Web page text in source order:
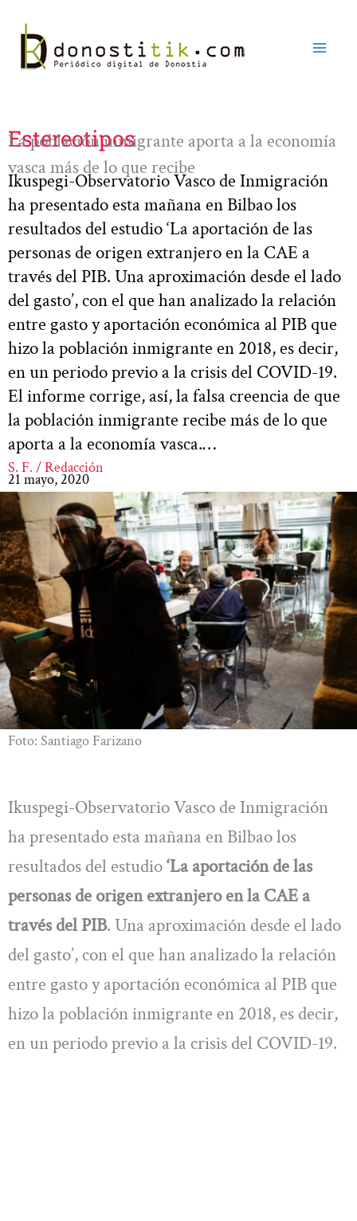
contenido
Estereotipos
La población inmigrante aporta a la economía
vasca más de lo que recibe
Ikuspegi-Observatorio Vasco de Inmigración
ha presentado esta mañana en Bilbao los
resultados del estudio ‘La aportación de las
personas de origen extranjero en la CAE a
través del PIB. Una aproximación desde el lado
del gasto’, con el que han analizado la relación
entre gasto y aportación económica al PIB que
hizo la población inmigrante en 2018, es decir,
en un periodo previo a la crisis del COVID-19.
El informe corrige, así, la falsa creencia de que
la población inmigrante recibe más de lo que
aporta a la economía vasca.…
S. F. / Redacción
21 mayo, 2020
Foto: Santiago Farizano
Ikuspegi-Observatorio Vasco de Inmigración
ha presentado esta mañana en Bilbao los
resultados del estudio‘La aportación de las
personas de origen extranjero en la CAE a
través del PIB. Una aproximación desde el lado
del gasto’, con el que han analizado la relación
entre gasto y aportación económica al PIB que
hizo la población inmigrante en 2018, es decir,
en un periodo previo a la crisis del COVID-19.